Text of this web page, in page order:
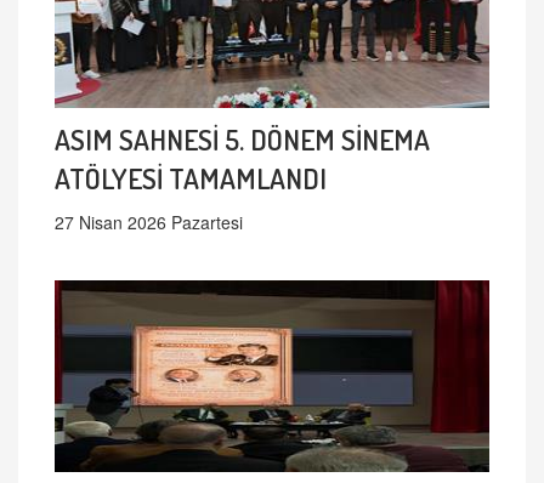
ASIM SAHNESİ 5. DÖNEM SİNEMA
ATÖLYESİ TAMAMLANDI
27 Nisan 2026 Pazartesi